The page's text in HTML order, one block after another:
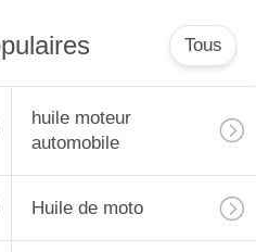
Tous
huile moteur
automobile
Huile de moto